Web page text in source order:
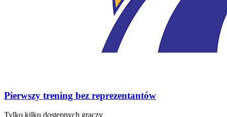
Pierwszy trening bez reprezentantów
Tylko kilku dostępnych graczy